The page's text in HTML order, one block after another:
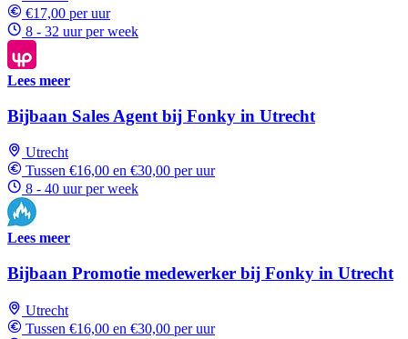
€17,00 per uur
8 - 32 uur per week
Lees meer
Bijbaan Sales Agent bij Fonky in Utrecht
Utrecht
Tussen €16,00 en €30,00 per uur
8 - 40 uur per week
Lees meer
Bijbaan Promotie medewerker bij Fonky in Utrecht
Utrecht
Tussen €16,00 en €30,00 per uur